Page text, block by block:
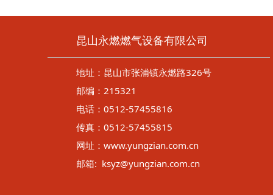
昆山永燃燃气设备有限公司
地址：昆山市张浦镇永燃路326号
邮编：215321
电话：0512-57455816
传真：0512-57455815
网址：www.yungzian.com.cn
邮箱: ksyz@yungzian.com.cn